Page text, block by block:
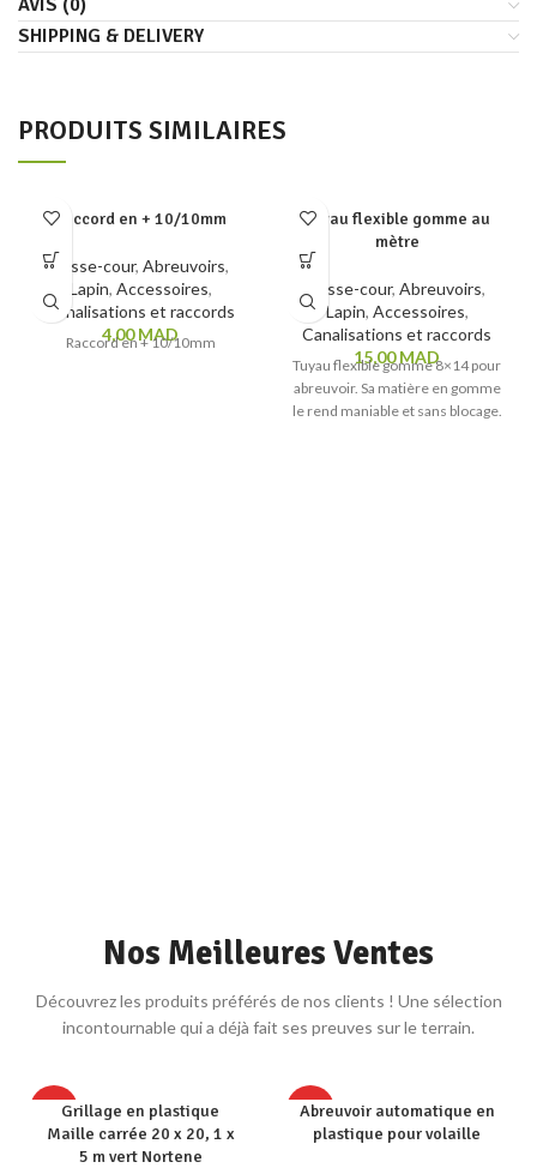
AVIS (0)
SHIPPING & DELIVERY
PRODUITS SIMILAIRES
Raccord en + 10/10mm
Basse-cour, Abreuvoirs,
Lapin, Accessoires,
Canalisations et raccords
4,00MAD
Raccord en + 10/10mm
Tuyau flexible gomme au
mètre
Basse-cour, Abreuvoirs,
Lapin, Accessoires,
Canalisations et raccords
15,00MAD
Tuyau flexible gomme 8×14 pour
abreuvoir. Sa matière en gomme
le rend maniable et sans blocage.
Nos Meilleures Ventes
Découvrez les produits préférés de nos clients ! Une sélection
incontournable qui a déjà fait ses preuves sur le terrain.
HOTGrillage en plastique
Maille carrée 20 x 20, 1 x
5 m vert Nortene
HOT
Abreuvoir automatique en
plastique pour volaille